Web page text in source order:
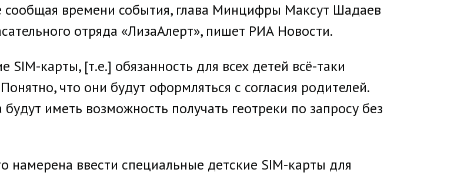
сообщая времени события, глава Минцифры Максут Шадаев
отряда «ЛизаАлерт», пишет РИА Новости.
карты, [т.е.] обязанность для всех детей всё-таки
что они будут оформляться с согласия родителей.
иметь возможность получать геотреки по запросу без
намерена ввести специальные детские SIM-карты для